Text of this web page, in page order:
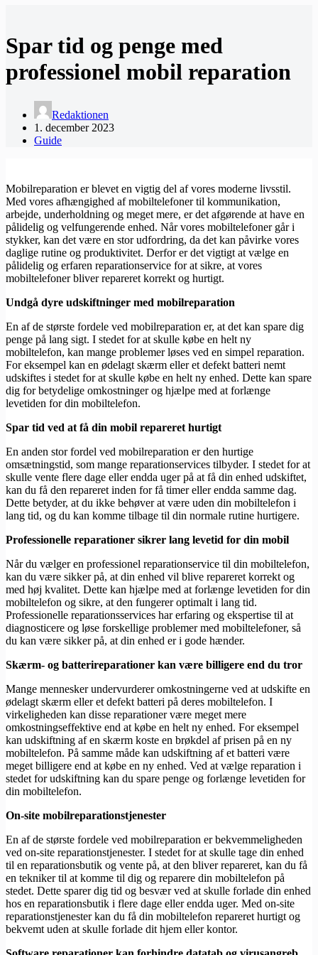
Spar tid og penge med
professionel mobil reparation
Redaktionen
1. december 2023
Guide
Mobilreparation er blevet en vigtig del af vores moderne livsstil.
Med vores afhængighed af mobiltelefoner til kommunikation,
arbejde, underholdning og meget mere, er det afgørende at have en
pålidelig og velfungerende enhed. Når vores mobiltelefoner går i
stykker, kan det være en stor udfordring, da det kan påvirke vores
daglige rutine og produktivitet. Derfor er det vigtigt at vælge en
pålidelig og erfaren reparationservice for at sikre, at vores
mobiltelefoner bliver repareret korrekt og hurtigt.
Undgå dyre udskiftninger med mobilreparation
En af de største fordele ved mobilreparation er, at det kan spare dig
penge på lang sigt. I stedet for at skulle købe en helt ny
mobiltelefon, kan mange problemer løses ved en simpel reparation.
For eksempel kan en ødelagt skærm eller et defekt batteri nemt
udskiftes i stedet for at skulle købe en helt ny enhed. Dette kan spare
dig for betydelige omkostninger og hjælpe med at forlænge
levetiden for din mobiltelefon.
Spar tid ved at få din mobil repareret hurtigt
En anden stor fordel ved mobilreparation er den hurtige
omsætningstid, som mange reparationservices tilbyder. I stedet for at
skulle vente flere dage eller endda uger på at få din enhed udskiftet,
kan du få den repareret inden for få timer eller endda samme dag.
Dette betyder, at du ikke behøver at være uden din mobiltelefon i
lang tid, og du kan komme tilbage til din normale rutine hurtigere.
Professionelle reparationer sikrer lang levetid for din mobil
Når du vælger en professionel reparationservice til din mobiltelefon,
kan du være sikker på, at din enhed vil blive repareret korrekt og
med høj kvalitet. Dette kan hjælpe med at forlænge levetiden for din
mobiltelefon og sikre, at den fungerer optimalt i lang tid.
Professionelle reparationsservices har erfaring og ekspertise til at
diagnosticere og løse forskellige problemer med mobiltelefoner, så
du kan være sikker på, at din enhed er i gode hænder.
Skærm- og batterireparationer kan være billigere end du tror
Mange mennesker undervurderer omkostningerne ved at udskifte en
ødelagt skærm eller et defekt batteri på deres mobiltelefon. I
virkeligheden kan disse reparationer være meget mere
omkostningseffektive end at købe en helt ny enhed. For eksempel
kan udskiftning af en skærm koste en brøkdel af prisen på en ny
mobiltelefon. På samme måde kan udskiftning af et batteri være
meget billigere end at købe en ny enhed. Ved at vælge reparation i
stedet for udskiftning kan du spare penge og forlænge levetiden for
din mobiltelefon.
On-site mobilreparationstjenester
En af de største fordele ved mobilreparation er bekvemmeligheden
ved on-site reparationstjenester. I stedet for at skulle tage din enhed
til en reparationsbutik og vente på, at den bliver repareret, kan du få
en tekniker til at komme til dig og reparere din mobiltelefon på
stedet. Dette sparer dig tid og besvær ved at skulle forlade din enhed
hos en reparationsbutik i flere dage eller endda uger. Med on-site
reparationstjenester kan du få din mobiltelefon repareret hurtigt og
bekvemt uden at skulle forlade dit hjem eller kontor.